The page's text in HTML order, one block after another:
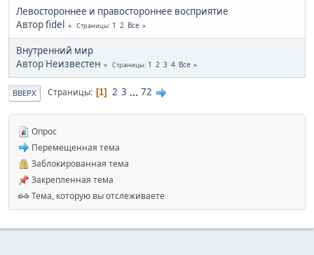
Левостороннее и правостороннее восприятие
Авторfidel Страницы 1 2 Все
Внутренний мир
Автор Неизвестен Страницы 1 2 3 4 Все
ВВЕРХ Страницы 1 2 3 ... 72
Опрос
Перемещенная тема
Заблокированная тема
Закрепленная тема
Тема, которую вы отслеживаете